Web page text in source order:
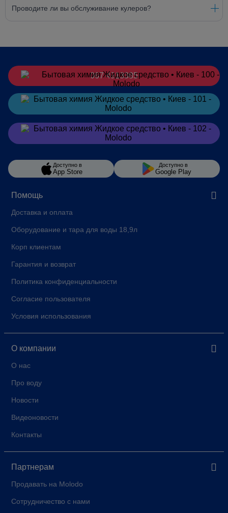
Проводите ли вы обслуживание кулеров?
Помощь
Доставка и оплата
Оборудование и тара для воды 18,9л
Корп клиентам
Гарантия и возврат
Политика конфиденциальности
Согласие пользователя
Условия использования
О компании
О нас
Про воду
Новости
Видеоновости
Контакты
Партнерам
Продавать на Molodo
Сотрудничество с нами
067 4913385
Заказатьв Telegram
Заказатьв Viber
Доступно в
App Store
Доступно в
Google Play